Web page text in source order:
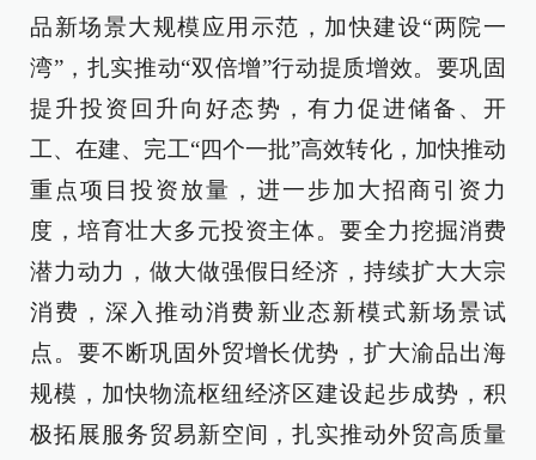
品新场景大规模应用示范，加快建设“两院一
湾”，扎实推动“双倍增”行动提质增效。要巩固
提升投资回升向好态势，有力促进储备、开
工、在建、完工“四个一批”高效转化，加快推动
重点项目投资放量，进一步加大招商引资力
度，培育壮大多元投资主体。要全力挖掘消费
潜力动力，做大做强假日经济，持续扩大大宗
消费，深入推动消费新业态新模式新场景试
点。要不断巩固外贸增长优势，扩大渝品出海
规模，加快物流枢纽经济区建设起步成势，积
极拓展服务贸易新空间，扎实推动外贸高质量